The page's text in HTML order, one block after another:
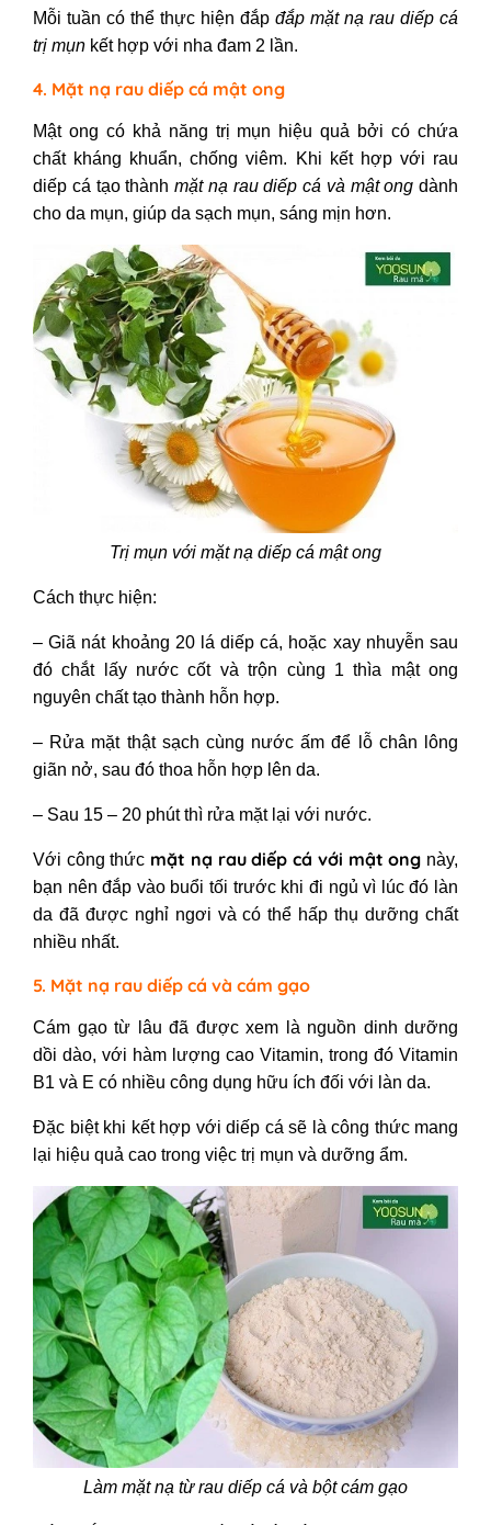
Mỗi tuần có thể thực hiện đắp đắp mặt nạ rau diếp cá
trị mụn kết hợp với nha đam 2 lần.
4. Mặt nạ rau diếp cá mật ong
Mật ong có khả năng trị mụn hiệu quả bởi có chứa
chất kháng khuẩn, chống viêm. Khi kết hợp với rau
diếp cá tạo thành mặt nạ rau diếp cá và mật ong dành
cho da mụn, giúp da sạch mụn, sáng mịn hơn.
Trị mụn với mặt nạ diếp cá mật ong
Cách thực hiện:
– Giã nát khoảng 20 lá diếp cá, hoặc xay nhuyễn sau
đó chắt lấy nước cốt và trộn cùng 1 thìa mật ong
nguyên chất tạo thành hỗn hợp.
– Rửa mặt thật sạch cùng nước ấm để lỗ chân lông
giãn nở, sau đó thoa hỗn hợp lên da.
– Sau 15 – 20 phút thì rửa mặt lại với nước.
Với công thức mặt nạ rau diếp cá với mật ong này,
bạn nên đắp vào buổi tối trước khi đi ngủ vì lúc đó làn
da đã được nghỉ ngơi và có thể hấp thụ dưỡng chất
nhiều nhất.
5. Mặt nạ rau diếp cá và cám gạo
Cám gạo từ lâu đã được xem là nguồn dinh dưỡng
dồi dào, với hàm lượng cao Vitamin, trong đó Vitamin
B1 và E có nhiều công dụng hữu ích đối với làn da.
Đặc biệt khi kết hợp với diếp cá sẽ là công thức mang
lại hiệu quả cao trong việc trị mụn và dưỡng ẩm.
Làm mặt nạ từ rau diếp cá và bột cám gạo